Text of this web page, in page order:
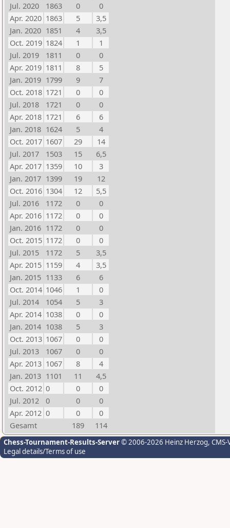
Jul. 2020
1863 0
0
Apr. 2020 1863 5
3,5
Jan. 2020 1851 4
3,5
Oct. 2019 1824 1
1
Jul. 2019
1811 0
0
Apr. 2019 1811 8
5
Jan. 2019 1799 9
7
Oct. 2018 1721 0
0
Jul. 2018
1721 0
0
Apr. 2018 1721 6
6
Jan. 2018 1624 5
4
Oct. 2017 1607 29
14
Jul. 2017
1503 15
6,5
Apr. 2017 1359 10
3
Jan. 2017 1399 19
12
Oct. 2016 1304 12
5,5
Jul. 2016
1172 0
0
Apr. 2016 1172 0
0
Jan. 2016 1172 0
0
Oct. 2015 1172 0
0
Jul. 2015
1172 5
3,5
Apr. 2015 1159 4
3,5
Jan. 2015 1133 6
6
Oct. 2014 1046 1
0
Jul. 2014
1054 5
3
Apr. 2014 1038 0
0
Jan. 2014 1038 5
3
Oct. 2013 1067 0
0
Jul. 2013
1067 0
0
Apr. 2013 1067 8
4
Jan. 2013 1101 11
4,5
Oct. 2012 0 0
0
Jul. 2012
0 0
0
Apr. 2012 0 0
0
Gesamt
189 114
Chess-Tournament-Results-Server© 2006-2026 Heinz Herzog,
Legal details/Terms of use